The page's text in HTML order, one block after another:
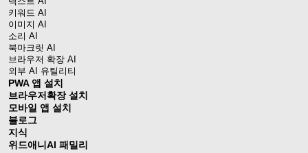
키워드 AI
이미지 AI
소리 AI
북마크릿 AI
브라우저 확장 AI
외부 AI 유틸리티
PWA 앱 설치
브라우저확장 설치
모바일 앱 설치
블로그
지식
위드애니AI 패밀리